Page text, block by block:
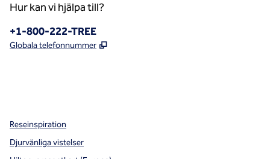
Hur kan vi hjälpa till?
Telefon:
+1-800-222-TREE
Globala telefonnummer ,
Reseinspiration
Djurvänliga vistelser